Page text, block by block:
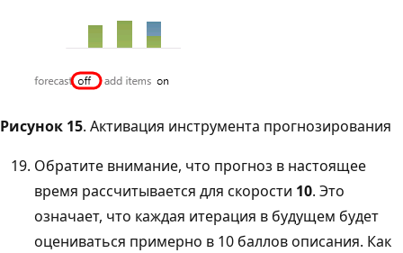
Рисунок 15. Активация инструмента прогнозирования
Обратите внимание, что прогноз в настоящее
время рассчитывается для скорости 10. Это
означает, что каждая итерация в будущем будет
оцениваться примерно в 10 баллов описания. Как